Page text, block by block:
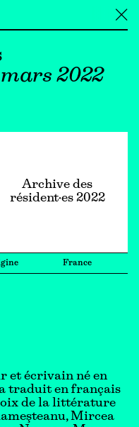
╳
2022
Archive des
résident·es 2022
France
et écrivain né en
a traduit en français
de la littérature
Mircea